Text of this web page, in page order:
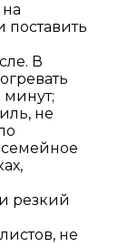
В
не
резкий
не